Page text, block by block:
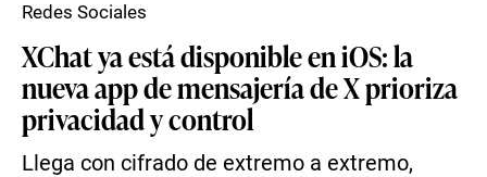
XChat ya está disponible en iOS: la
nueva app de mensajería de X prioriza
privacidad y control
Llega con cifrado de extremo a extremo,
Redes Sociales